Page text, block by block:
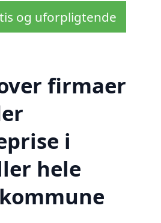
og uforpligtende
firmaer
i
hele